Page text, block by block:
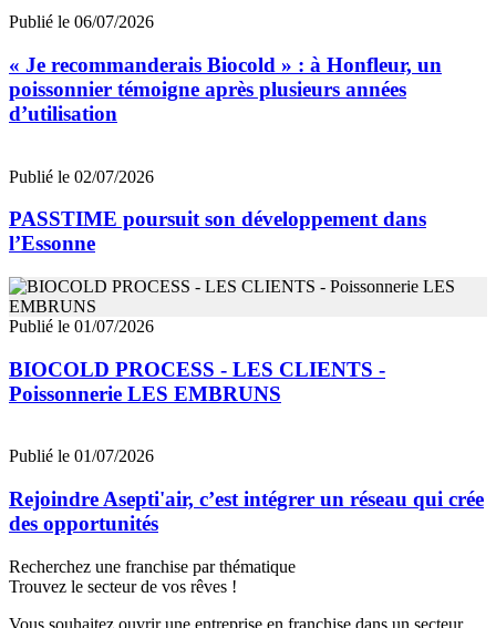
Publié le 06/07/2026
« Je recommanderais Biocold » : à Honfleur, un
poissonnier témoigne après plusieurs années
d’utilisation
Publié le 02/07/2026
PASSTIME poursuit son développement dans
l’Essonne
Publié le 01/07/2026
BIOCOLD PROCESS - LES CLIENTS -
Poissonnerie LES EMBRUNS
Publié le 01/07/2026
Rejoindre Asepti'air, c’est intégrer un réseau qui crée
des opportunités
Recherchez une franchise par thématique
Trouvez le secteur de vos rêves !
Vous souhaitez ouvrir une entreprise en franchise dans un secteur